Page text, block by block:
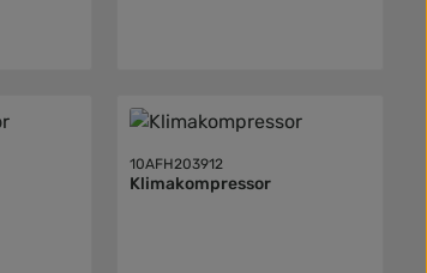
10AFH203912
Klimakompressor